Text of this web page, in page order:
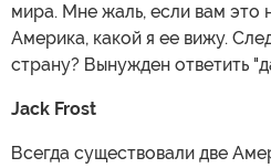
мира. Мне жаль, если вам это
Америка, какой я ее вижу.
страну? Вынужден ответить
Jack Frost
Всегда существовали две